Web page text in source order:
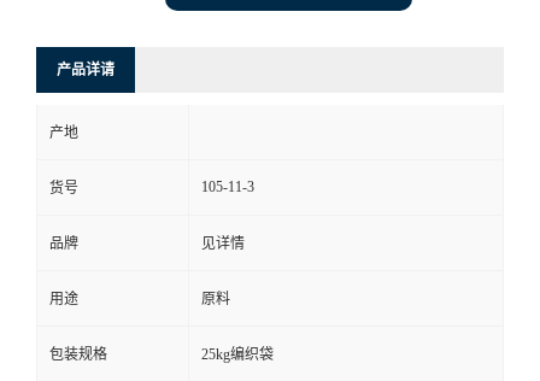
产品详请
产地
货号 105-11-3
品牌 见详情
用途 原料
包装规格 25kg编织袋